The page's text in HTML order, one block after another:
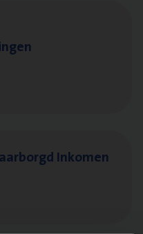
Inkomen